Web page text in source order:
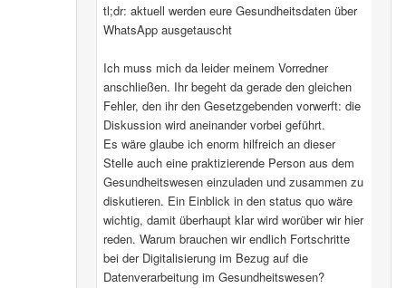
tl;dr: aktuell werden eure Gesundheitsdaten über
WhatsApp ausgetauscht
Ich muss mich da leider meinem Vorredner
anschließen. Ihr begeht da gerade den gleichen
Fehler, den ihr den Gesetzgebenden vorwerft: die
Diskussion wird aneinander vorbei geführt.
Es wäre glaube ich enorm hilfreich an dieser
Stelle auch eine praktizierende Person aus dem
Gesundheitswesen einzuladen und zusammen zu
diskutieren. Ein Einblick in den status quo wäre
wichtig, damit überhaupt klar wird worüber wir hier
reden. Warum brauchen wir endlich Fortschritte
bei der Digitalisierung im Bezug auf die
Datenverarbeitung im Gesundheitswesen?